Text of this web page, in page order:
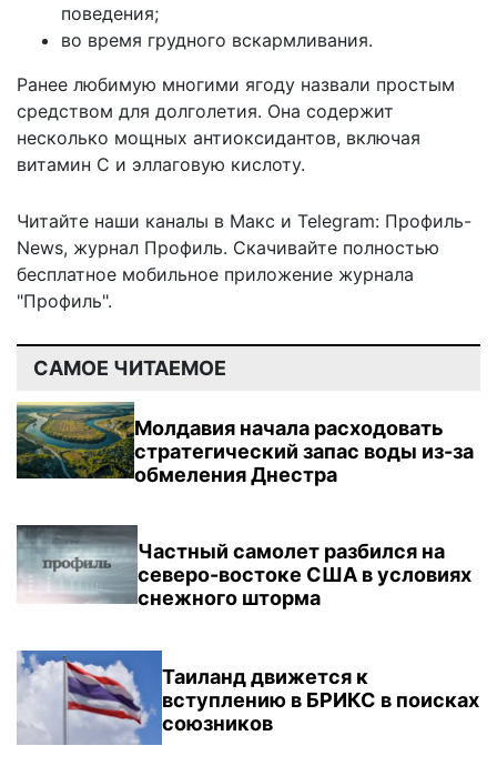
поведения;
во время грудного вскармливания.
Ранее любимую многими ягоду назвали простым
средством для долголетия. Она содержит
несколько мощных антиоксидантов, включая
витамин С и эллаговую кислоту.
Читайте наши каналы в Макс и Telegram: Профиль-
News, журнал Профиль. Скачивайте полностью
бесплатное мобильное приложение журнала
"Профиль".
САМОЕ ЧИТАЕМОЕ
Молдавия начала расходовать
стратегический запас воды из-за
обмеления Днестра
Частный самолет разбился на
северо-востоке США в условиях
снежного шторма
Таиланд движется к
вступлению в БРИКС в поисках
союзников